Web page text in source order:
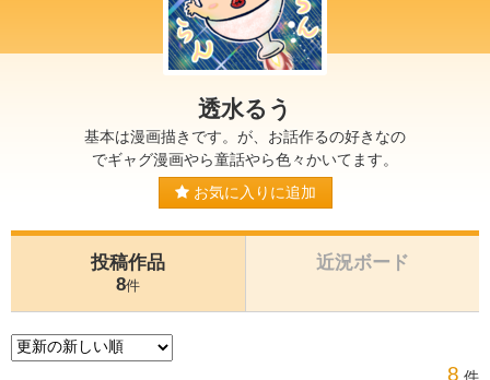
透水るう
基本は漫画描きです。が、お話作るの好きなの
でギャグ漫画やら童話やら色々かいてます。
お気に入りに追加
投稿作品
8件
近況ボード
8 件